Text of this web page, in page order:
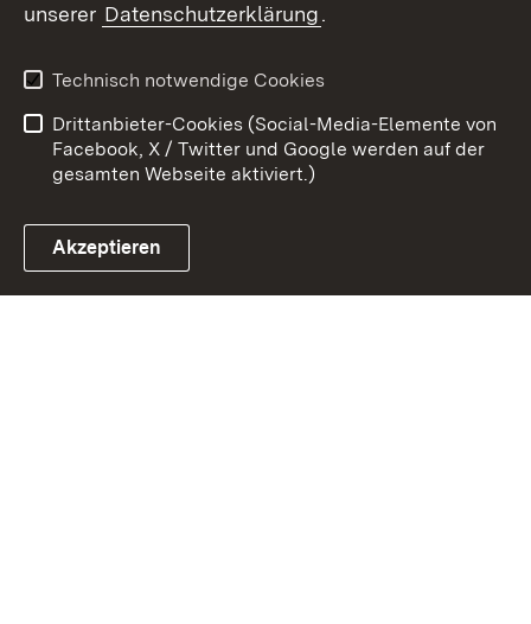
Link zum Landesportal
Barrierefreiheit
Benutzungshinweise
Impressum
Cookies
unserer Datenschutzerklärung.
Technisch notwendige Cookies
Drittanbieter-Cookies (Social-Media-Elemente von
Facebook, X / Twitter und Google werden auf der
gesamten Webseite aktiviert.)
Akzeptieren